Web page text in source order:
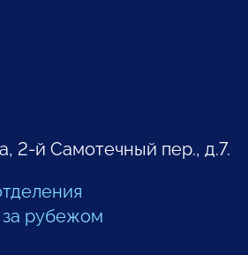
2-й Самотечный пер., д.7.
рубежом